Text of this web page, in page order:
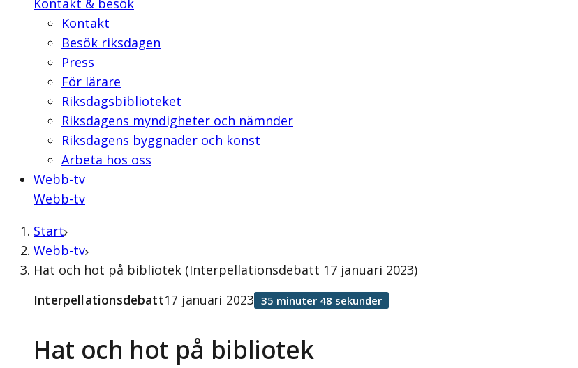
Kontakt & besök
Kontakt
Besök riksdagen
Press
För lärare
Riksdagsbiblioteket
Riksdagens myndigheter och nämnder
Riksdagens byggnader och konst
Arbeta hos oss
Webb-tv
Webb-tv
Start
Webb-tv
Hat och hot på bibliotek (Interpellationsdebatt 17 januari 2023)
Hat och hot på bibliotek
Interpellationsdebatt17 januari 2023 35 minuter 48 sekunder